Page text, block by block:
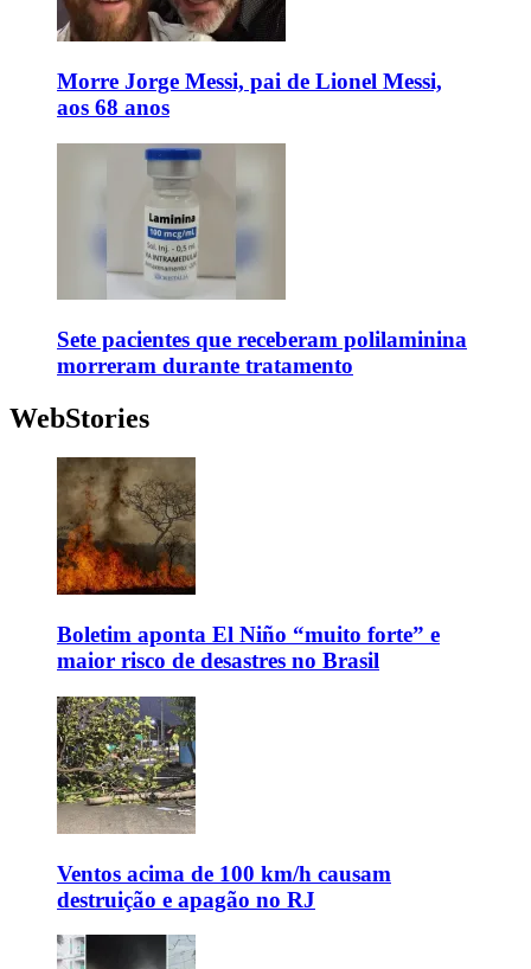
Morre Jorge Messi, pai de Lionel Messi,
aos 68 anos
Sete pacientes que receberam polilaminina
morreram durante tratamento
WebStories
Boletim aponta El Niño “muito forte” e
maior risco de desastres no Brasil
Ventos acima de 100 km/h causam
destruição e apagão no RJ